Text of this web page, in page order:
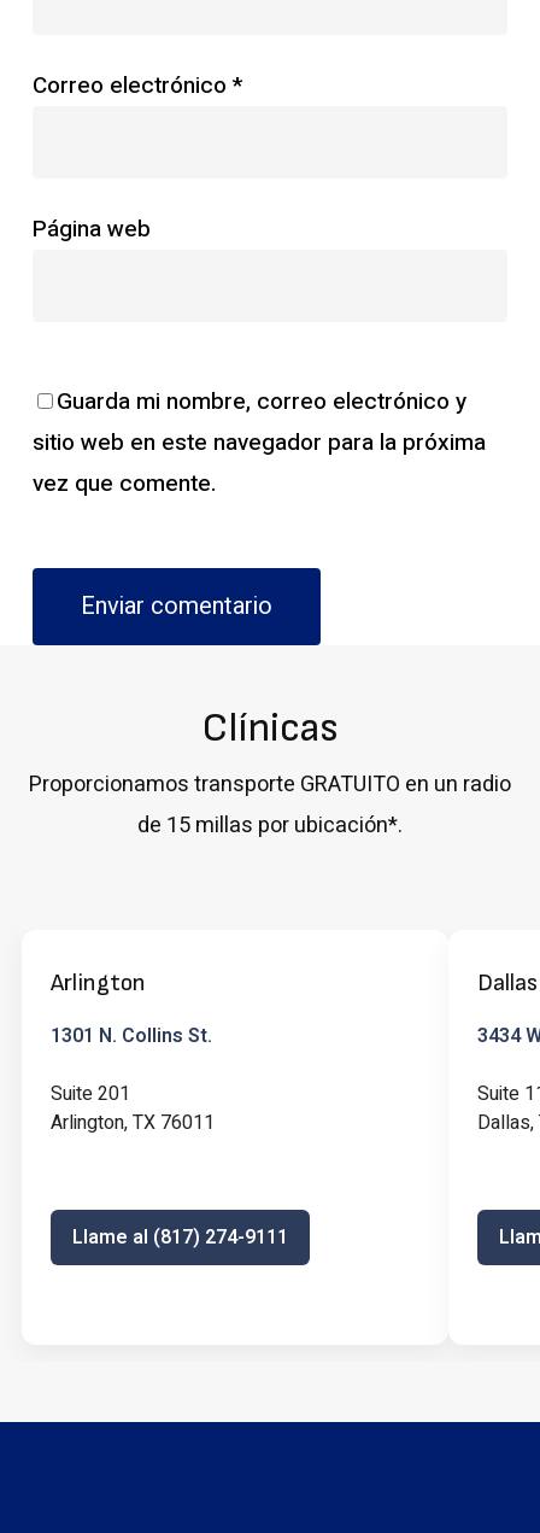
Correo electrónico *
Página web
Guarda mi nombre, correo electrónico y
sitio web en este navegador para la próxima
vez que comente.
Clínicas
Proporcionamos transporte GRATUITO en un radio
de 15 millas por ubicación*.
Arlington
1301 N. Collins St.
Suite 201
Arlington, TX 76011
Llame al (817) 274-9111
Dallas
3434
Suite